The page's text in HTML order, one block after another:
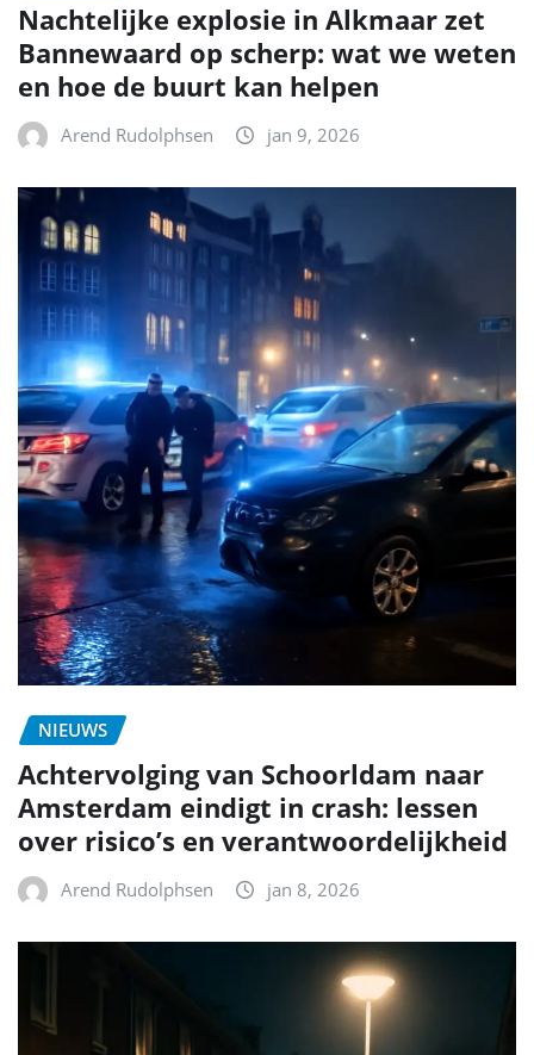
Nachtelijke explosie in Alkmaar zet
Bannewaard op scherp: wat we weten
en hoe de buurt kan helpen
Arend Rudolphsen jan 9, 2026
NIEUWS
Achtervolging van Schoorldam naar
Amsterdam eindigt in crash: lessen
over risico’s en verantwoordelijkheid
Arend Rudolphsen jan 8, 2026